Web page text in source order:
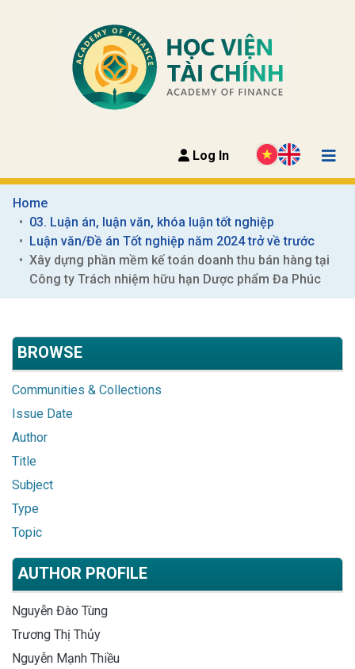
Log In
Home
03. Luận án, luận văn, khóa luận tốt nghiệp
Luận văn/Đề án Tốt nghiệp năm 2024 trở về trước
Xây dựng phần mềm kế toán doanh thu bán hàng tại
Công ty Trách nhiệm hữu hạn Dược phẩm Đa Phúc
BROWSE
Communities & Collections
Issue Date
Author
Title
Subject
Type
Topic
AUTHOR PROFILE
Nguyễn Đào Tùng
Trương Thị Thủy
Nguyễn Mạnh Thiều